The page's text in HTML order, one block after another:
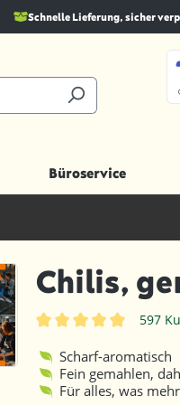
Schnelle Lieferung, sicher
Büroservice
Chilis,
597
Scharf-aromatisch
Fein gemahlen,
Für alles, was